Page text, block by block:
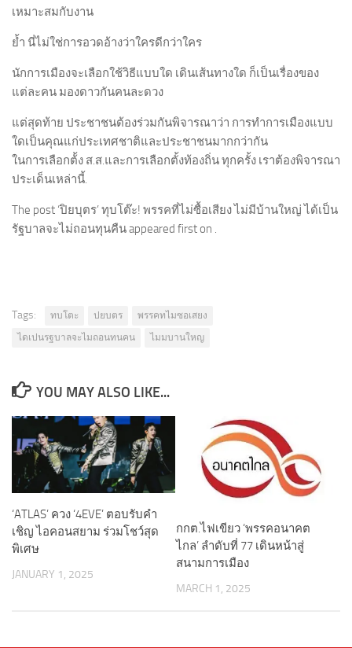
เหมาะสมกับงาน
ย้ำ นี่ไม่ใช่การอวดอ้างว่าใครดีกว่าใคร
นักการเมืองจะเลือกใช้วิธีแบบใด เดินเส้นทางใด ก็เป็นเรื่องของ
แต่ละคน มองดาวกันคนละดวง
แต่สุดท้าย ประชาชนต้องร่วมกันพิจารณาว่า การทำการเมืองแบบ
ใดเป็นคุณแก่ประเทศชาติและประชาชนมากกว่ากัน
ในการเลือกต้้ง ส.ส.และการเลือกตั้งท้องถิ่น ทุกครั้ง เราต้องพิจารณา
ประเด็นเหล่านี้.
The post ‘ปิยบุตร’ ทุบโต๊ะ! พรรคที่ไม่ซื้อเสียง ไม่มีบ้านใหญ่ ได้เป็น
รัฐบาลจะไม่ถอนทุนคืน appeared first on .
Tags: ทบโตะ ปยบตร
พรรคทไมซอเสยง
ไดเปนรฐบาลจะไมถอนทนคน
ไมมบานใหญ
YOU MAY ALSO LIKE...
‘ATLAS’ ควง ‘4EVE’ ตอบรับคำ
เชิญ ไอคอนสยาม ร่วมโชว์สุด
พิเศษ
JANUARY 1, 2025
กกต.ไฟเขียว ‘พรรคอนาคต
ไกล’ ลำดับที่ 77 เดินหน้าสู่
สนามการเมือง
MARCH 1, 2025